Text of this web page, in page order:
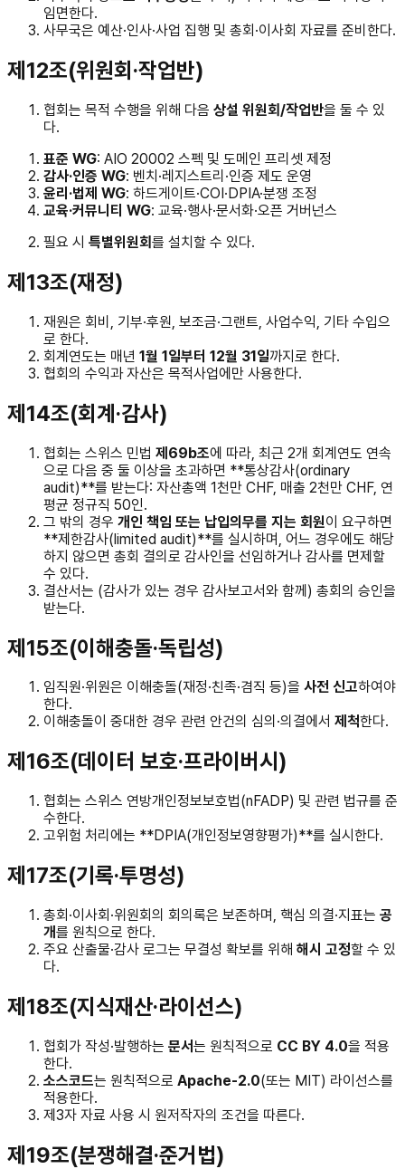
임면한다.
사무국은 예산·인사·사업 집행 및 총회·이사회 자료를 준비한다.
제12조(위원회·작업반)
협회는 목적 수행을 위해 다음 상설 위원회/작업반을 둘 수 있
다.
표준 WG: AIO 20002 스펙 및 도메인 프리셋 제정
감사·인증 WG: 벤치·레지스트리·인증 제도 운영
윤리·법제 WG: 하드게이트·COI·DPIA·분쟁 조정
교육·커뮤니티 WG: 교육·행사·문서화·오픈 거버넌스
필요 시 특별위원회 를 설치할 수 있다.
제13조(재정)
재원은 회비, 기부·후원, 보조금·그랜트, 사업수익, 기타 수입으
로 한다.
회계연도는 매년 1월 1일부터 12월 31일까지로 한다.
협회의 수익과 자산은 목적사업에만 사용한다.
제14조(회계·감사)
협회는 스위스 민법 제69b조에 따라, 최근 2개 회계연도 연속
으로 다음 중 둘 이상을 초과하면 **통상감사(ordinary
audit)**를 받는다: 자산총액 1천만 CHF, 매출 2천만 CHF, 연
평균 정규직 50인.
그 밖의 경우 개인 책임 또는 납입의무를 지는 회원이 요구하면
**제한감사(limited audit)**를 실시하며, 어느 경우에도 해당
하지 않으면 총회 결의로 감사인을 선임하거나 감사를 면제할
수 있다.
결산서는 (감사가 있는 경우 감사보고서와 함께) 총회의 승인을
받는다.
제15조(이해충돌·독립성)
임직원·위원은 이해충돌(재정·친족·겸직 등)을 사전 신고하여야
한다.
이해충돌이 중대한 경우 관련 안건의 심의·의결에서 제척한다.
제16조(데이터 보호·프라이버시)
협회는 스위스 연방개인정보보호법(nFADP) 및 관련 법규를 준
수한다.
고위험 처리에는 **DPIA(개인정보영향평가)**를 실시한다.
제17조(기록·투명성)
총회·이사회·위원회의 회의록은 보존하며, 핵심 의결·지표는 공
개를 원칙으로 한다.
주요 산출물·감사 로그는 무결성 확보를 위해 해시 고정할 수 있
다.
제18조(지식재산·라이선스)
협회가 작성·발행하는 문서는 원칙적으로 CC BY 4.0을 적용
한다.
소스코드는 원칙적으로 Apache-2.0(또는 MIT) 라이선스를
적용한다.
제3자 자료 사용 시 원저작자의 조건을 따른다.
제19조(분쟁해결·준거법)